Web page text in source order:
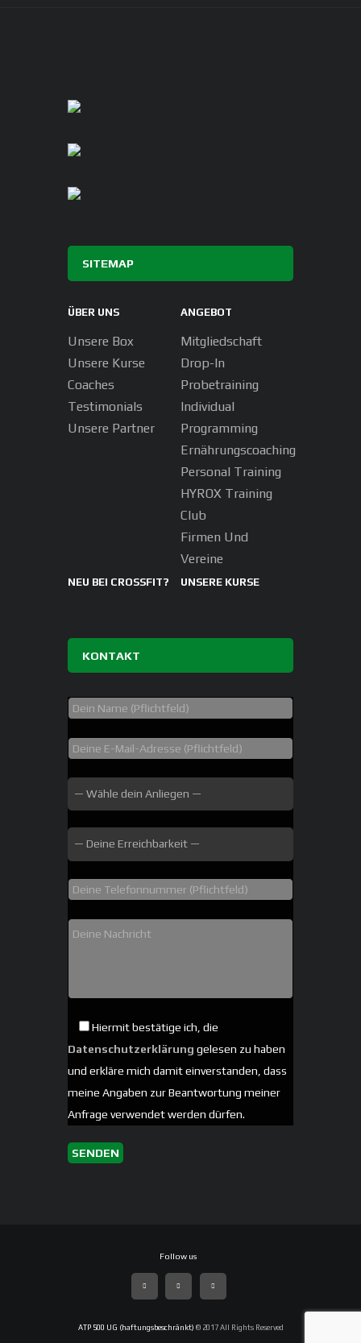
SITEMAP
ÜBER UNS
Unsere Box
Unsere Kurse
Coaches
Testimonials
Unsere Partner
ANGEBOT
Mitgliedschaft
Drop-In
Probetraining
Individual
Programming
Ernährungscoaching
Personal Training
HYROX Training
Club
Firmen Und
Vereine
NEU BEI CROSSFIT? UNSERE KURSE
KONTAKT
Hiermit bestätige ich, die
Datenschutzerklärung gelesen zu haben
und erkläre mich damit einverstanden, dass
meine Angaben zur Beantwortung meiner
Anfrage verwendet werden dürfen.
ATP 500 UG (haftungsbeschränkt) © 2017 All Rights Reserved